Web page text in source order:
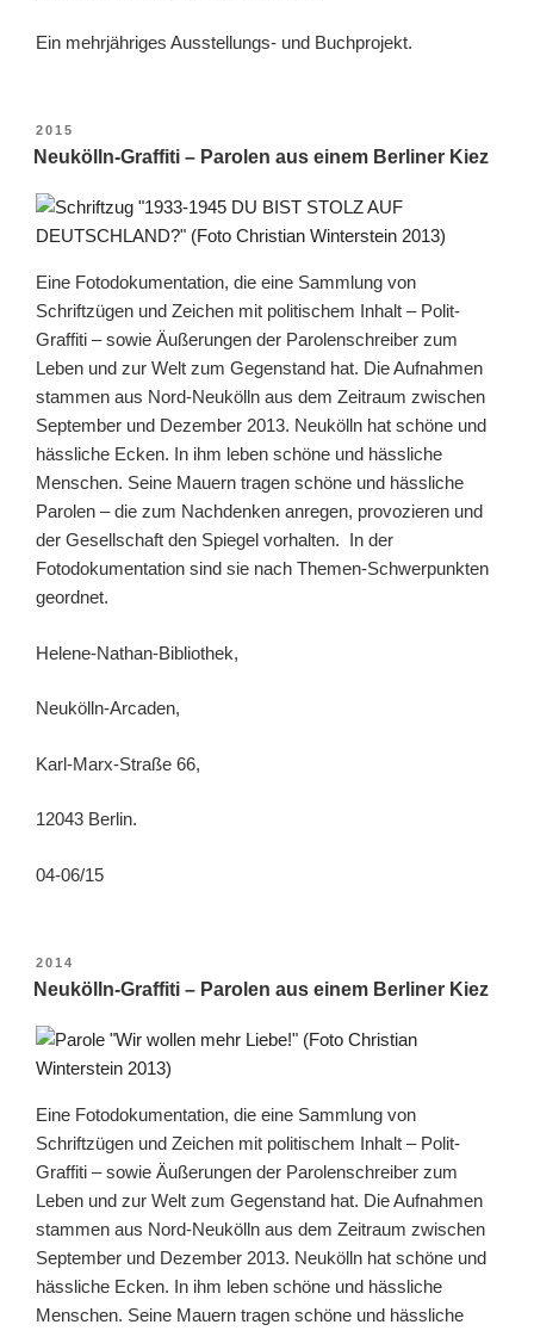
Ein mehrjähriges Ausstellungs- und Buchprojekt.
VERÖFFENTLICHT
AM
2015
Neukölln-Graffiti – Parolen aus einem Berliner Kiez
Eine Fotodokumentation, die eine Sammlung von
Schriftzügen und Zeichen mit politischem Inhalt – Polit-
Graffiti – sowie Äußerungen der Parolenschreiber zum
Leben und zur Welt zum Gegenstand hat. Die Aufnahmen
stammen aus Nord-Neukölln aus dem Zeitraum zwischen
September und Dezember 2013. Neukölln hat schöne und
hässliche Ecken. In ihm leben schöne und hässliche
Menschen. Seine Mauern tragen schöne und hässliche
Parolen – die zum Nachdenken anregen, provozieren und
der Gesellschaft den Spiegel vorhalten. In der
Fotodokumentation sind sie nach Themen-Schwerpunkten
geordnet.
Helene-Nathan-Bibliothek,
Neukölln-Arcaden,
Karl-Marx-Straße 66,
12043 Berlin.
04-06/15
VERÖFFENTLICHT
AM
2014
Neukölln-Graffiti – Parolen aus einem Berliner Kiez
Eine Fotodokumentation, die eine Sammlung von
Schriftzügen und Zeichen mit politischem Inhalt – Polit-
Graffiti – sowie Äußerungen der Parolenschreiber zum
Leben und zur Welt zum Gegenstand hat. Die Aufnahmen
stammen aus Nord-Neukölln aus dem Zeitraum zwischen
September und Dezember 2013. Neukölln hat schöne und
hässliche Ecken. In ihm leben schöne und hässliche
Menschen. Seine Mauern tragen schöne und hässliche